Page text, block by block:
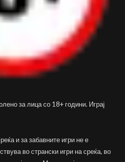
за лица со 18+ години. Играј
и за забавните игри не е
во странски игри на среќа, во